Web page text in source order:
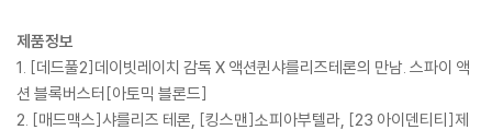
제품정보
1. [데드풀2]데이빗레이치 감독 X 액션퀸샤를리즈테론의 만남. 스파이 액
션 블록버스터[아토믹 블론드]
2. [매드맥스]샤를리즈 테론, [킹스맨]소피아부텔라, [23 아이덴티티]제